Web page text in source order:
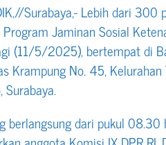
Surabaya,- Lebih dari 300
Jaminan Sosial
(11/5/2025), bertempat di
Krampung No. 45,
berlangsung dari pukul 08.30